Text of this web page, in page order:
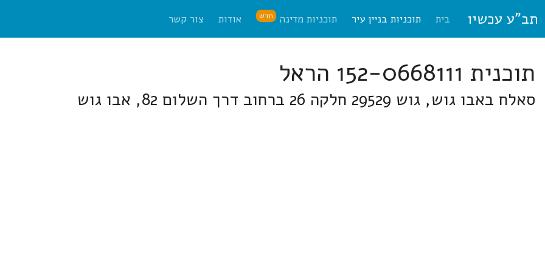
תב"ע עכשיו בית תוכניות בניין עיר תוכניות מדינה חדש אודות צור קשר
תוכנית 152-0668111 הראל
סאלח באבו גוש, גוש 29529 חלקה 26 ברחוב דרך השלום 82, אבו גוש